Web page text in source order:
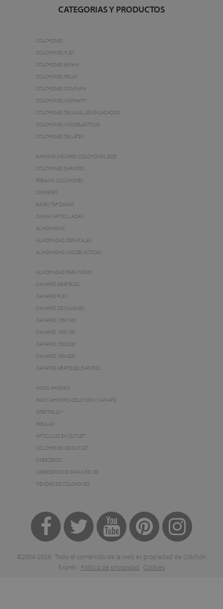
CATEGORIAS Y PRODUCTOS
COLCHONES
COLCHONES FLEX
COLCHONES EMMA
COLCHONES RELAX
COLCHONES SONPURA
COLCHONES INGRAVITY
COLCHONES DE MUELLES ENSACADOS
COLCHONES VISCOELÁSTICOS
COLCHONES DE LÁTEX
RANKING MEJORES COLCHONES 2025
COLCHONES BARATOS
REBAJAS COLCHONES
SOMIERES
BASES TAPIZADAS
CAMAS ARTICULADAS
ALMOHADAS
ALMOHADAS CERVICALES
ALMOHADAS VISCOELÁSTICAS
ALMOHADAS PARA NIÑOS
CANAPÉS ABATIBLES
CANAPÉS FLEX
CANAPÉS DE CAJONES
CANAPÉS 135X190
CANAPÉS 150X190
CANAPÉS 150X200
CANAPÉS 180X200
CANAPÉS ABATIBLES BARATOS
PACKS AHORRO
PACKS AHORRO-COLCHÓN Y CANAPÉ
OFERTAS 2X1
REBAJAS
ARTÍCULOS EN OUTLET
COLCHONES DE OUTLET
CABECEROS
CABECEROS DE CAMA DE 150
TIENDAS DE COLCHONES
©2004-2026 · Todo el contenido de la web es propiedad de Colchón
Exprés · Política de privacidad · Cookies